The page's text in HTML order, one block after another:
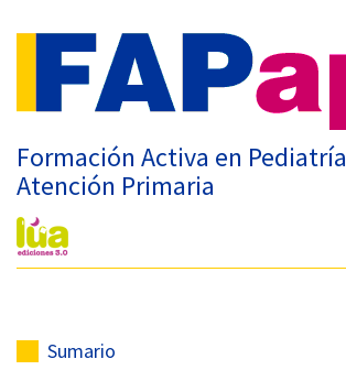
Formación Activa en
Atención Primaria
Sumario